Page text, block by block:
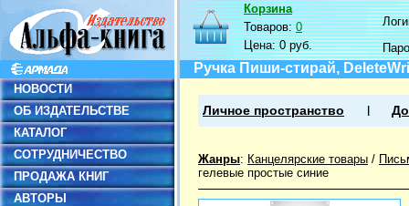
НОВОСТИ
ОБ ИЗДАТЕЛЬСТВЕ
КАТАЛОГ
СОТРУДНИЧЕСТВО
ПРОДАЖА КНИГ
АВТОРЫ
Корзина
Товаров:0
Цена:0 руб.
Ручка Пиши-стирай,
Личное пространство
Жанры: Канцелярские товары /
гелевые простые синие